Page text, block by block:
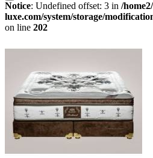
Notice: Undefined offset: 3 in /
luxe.com/system/storage/
on line 202